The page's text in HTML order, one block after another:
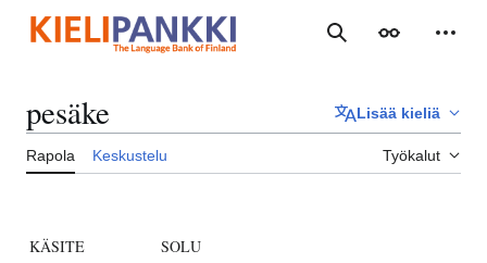
sisältöön
Haku Ulkoasu
pesäke Lisää kieliä
Rapola Keskustelu Työkalut
KÄSITE
SOLU